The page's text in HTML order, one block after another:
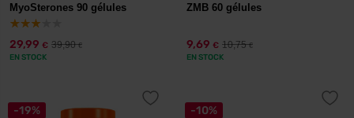
MyoSterones 90 gélules
29,99 € 39,90€
EN STOCK
ZMB 60 gélules
9,69 € 10,75€
EN STOCK
-19% -10%